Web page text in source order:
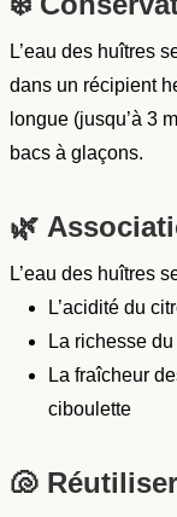
L’eau des huîtres
dans un récipient
longue (jusqu’à 3
bacs à glaçons.
🌿
L’eau des huîtres
L’acidité du
La richesse
La fraîcheur
ciboulette
🐚